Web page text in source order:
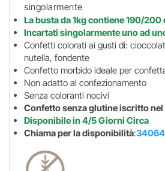
singolarmente
La busta da 1kg contiene 190/
Incartati singolarmente uno ad
Confetti colorati ai gusti di:
nutella, fondente
Confetto morbido ideale per
Non adatto al confezionamento
Senza coloranti nocivi
Confetto senza glutine iscritto
Disponibile in 4/5 Giorni Circa
Chiama per la disponibilità: